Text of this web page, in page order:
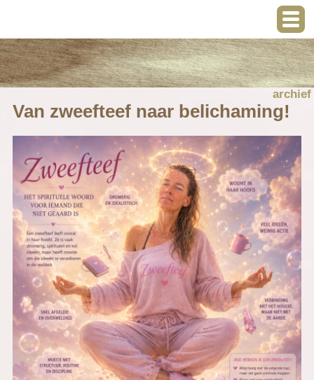
archief
Van zweefteef naar belichaming!